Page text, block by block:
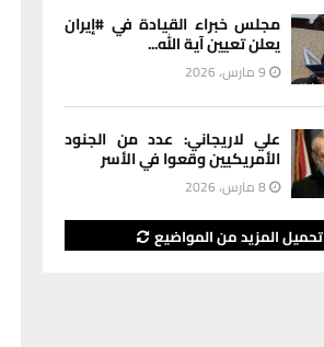
مجلس خبراء القيادة في #إيران
يعلن تعيين آية الله...
9 مارس، 2026
علي لاريجاني: عدد من الجنود
الأمريكيين وقعوا في الأسر
8 مارس، 2026
تحميل المزيد من المواضيع